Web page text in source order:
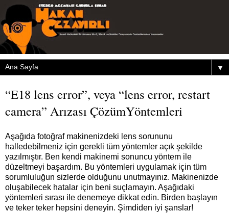
▼
“E18 lens error”, veya “lens error, restart
camera” Arızası ÇözümYöntemleri
Aşağıda fotoğraf makinenizdeki lens sorununu
halledebilmeniz için gerekli tüm yöntemler açık şekilde
yazılmıştır. Ben kendi makinemi sonuncu yöntem ile
düzeltmeyi başardım. Bu yöntemleri uygulamak için tüm
sorumluluğun sizlerde olduğunu unutmayınız. Makinenizde
oluşabilecek hatalar için beni suçlamayın. Aşağıdaki
yöntemleri sırası ile denemeye dikkat edin. Birden başlayın
ve teker teker hepsini deneyin. Şimdiden iyi şanslar!